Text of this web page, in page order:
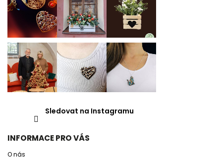
Sledovat na Instagramu
INFORMACE PRO VÁS
O nás